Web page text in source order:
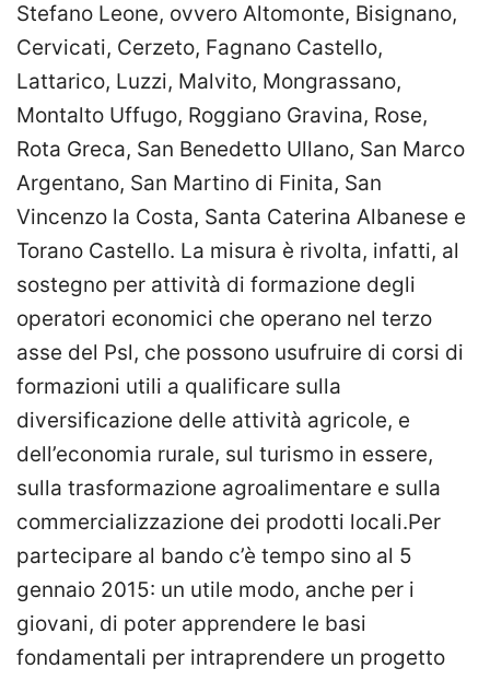
Stefano Leone, ovvero Altomonte, Bisignano,
Cervicati, Cerzeto, Fagnano Castello,
Lattarico, Luzzi, Malvito, Mongrassano,
Montalto Uffugo, Roggiano Gravina, Rose,
Rota Greca, San Benedetto Ullano, San Marco
Argentano, San Martino di Finita, San
Vincenzo la Costa, Santa Caterina Albanese e
Torano Castello. La misura è rivolta, infatti, al
sostegno per attività di formazione degli
operatori economici che operano nel terzo
asse del Psl, che possono usufruire di corsi di
formazioni utili a qualificare sulla
diversificazione delle attività agricole, e
dell’economia rurale, sul turismo in essere,
sulla trasformazione agroalimentare e sulla
commercializzazione dei prodotti locali.Per
partecipare al bando c’è tempo sino al 5
gennaio 2015: un utile modo, anche per i
giovani, di poter apprendere le basi
fondamentali per intraprendere un progetto